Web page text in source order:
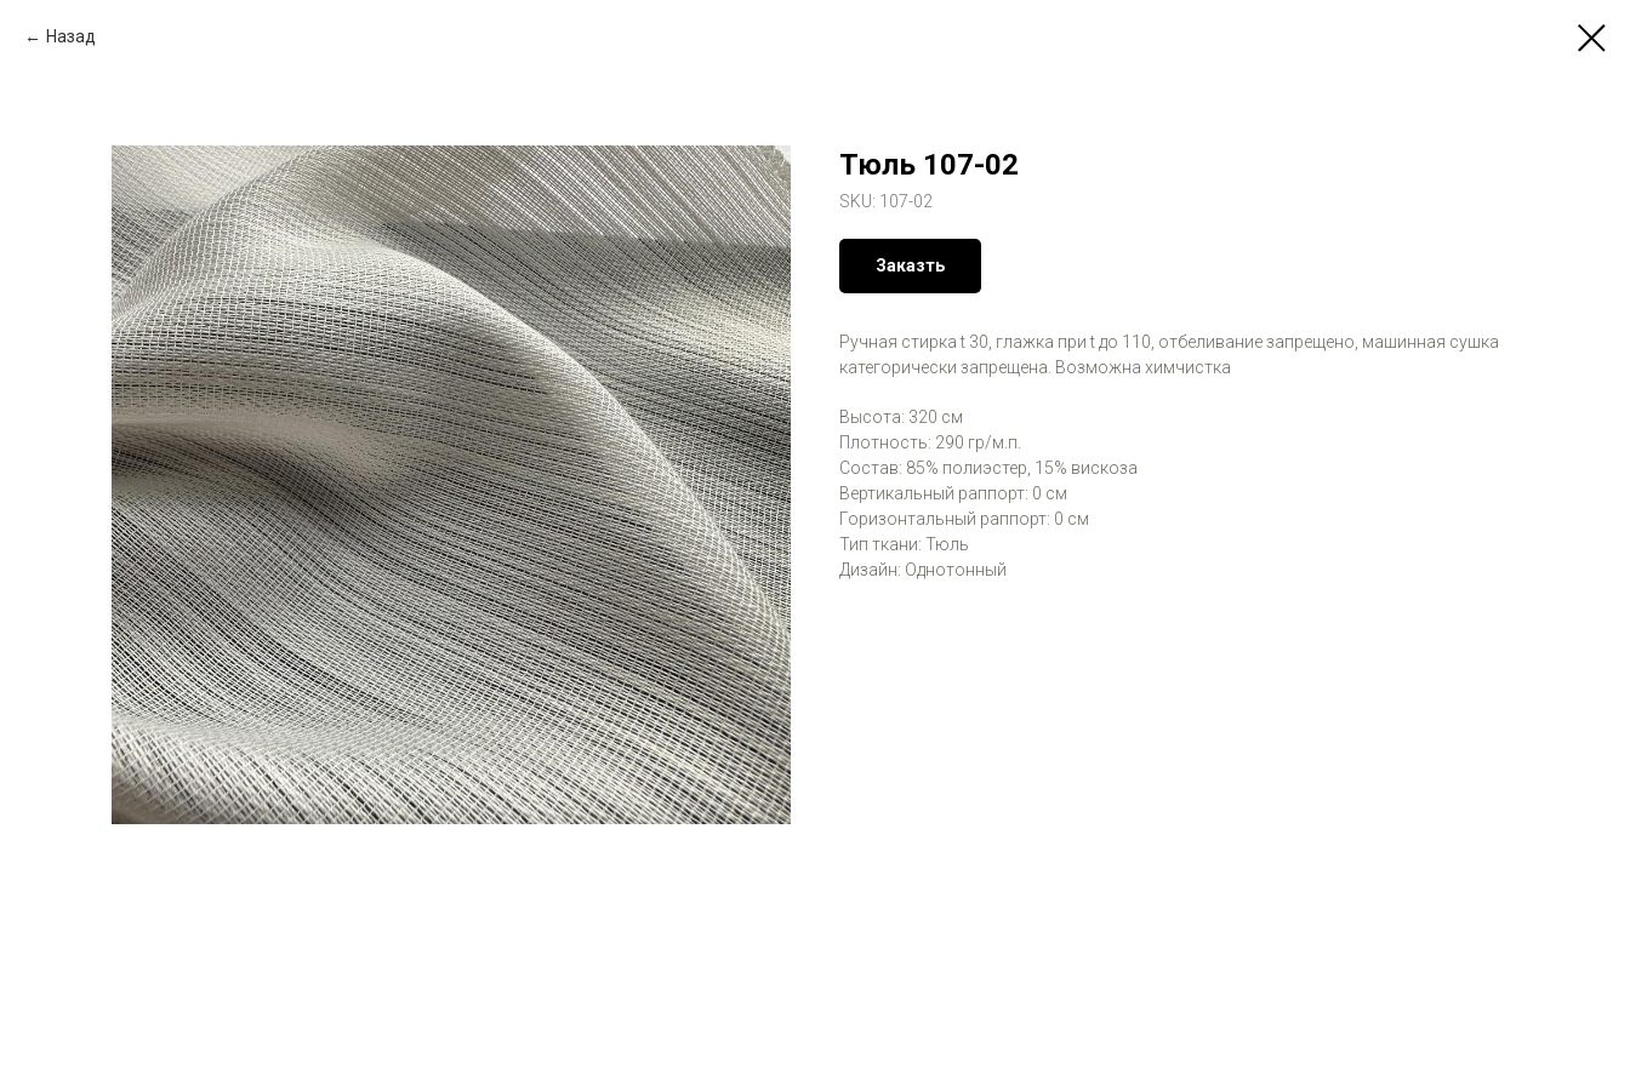
Назад
Тюль 107-02
SKU: 107-02
Заказть
Ручная стирка t 30, глажка при t до 110, отбеливание запрещено, машинная сушка
категорически запрещена. Возможна химчистка
Высота: 320 см
Плотность: 290 гр/м.п.
Состав: 85% полиэстер, 15% вискоза
Вертикальный раппорт: 0 см
Горизонтальный раппорт: 0 см
Тип ткани: Тюль
Дизайн: Однотонный